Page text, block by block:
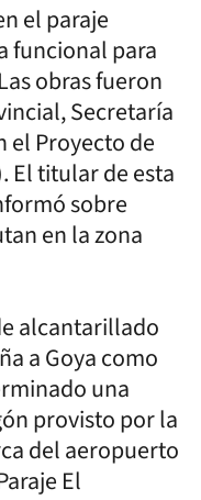
el paraje
funcional para
obras fueron
Secretaría
el Proyecto de
El titular de esta
sobre
en la zona
alcantarillado
a Goya como
una
provisto por la
del aeropuerto
El